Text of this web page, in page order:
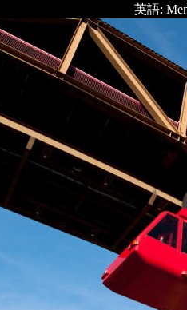
英語: